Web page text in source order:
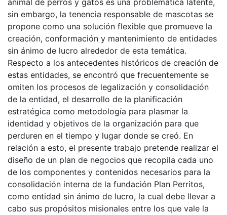
animal de perros y gatos es una problemática latente,
sin embargo, la tenencia responsable de mascotas se
propone como una solución flexible que promueve la
creación, conformación y mantenimiento de entidades
sin ánimo de lucro alrededor de esta temática.
Respecto a los antecedentes históricos de creación de
estas entidades, se encontró que frecuentemente se
omiten los procesos de legalización y consolidación
de la entidad, el desarrollo de la planificación
estratégica como metodología para plasmar la
identidad y objetivos de la organización para que
perduren en el tiempo y lugar donde se creó. En
relación a esto, el presente trabajo pretende realizar el
diseño de un plan de negocios que recopila cada uno
de los componentes y contenidos necesarios para la
consolidación interna de la fundación Plan Perritos,
como entidad sin ánimo de lucro, la cual debe llevar a
cabo sus propósitos misionales entre los que vale la